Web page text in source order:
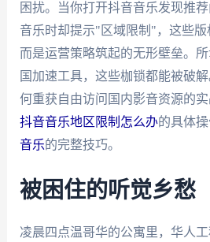
困扰。当你打开抖音音乐发现推
音乐时却提示"区域限制"，这些版
而是运营策略筑起的无形壁垒。
国加速工具，这些枷锁都能被破
何重获自由访问国内影音资源的实
抖音音乐地区限制怎么办的具体操
音乐的完整技巧。
被困住的听觉乡愁
凌晨四点温哥华的公寓里，华人